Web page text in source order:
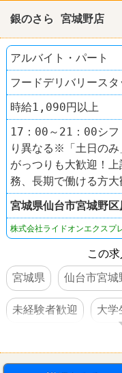
銀のさら 宮城野店
アルバイト・パート
フードデリバリースタ
時給1,090円以上
17：00～21：00シ
り異なる※「土日の
がっつりも大歓迎！
務、長期で働ける方大
宮城県仙台市宮城野区
株式会社ライドオンエクスプ
この
宮城県
仙台市宮城
未経験者歓迎 大学